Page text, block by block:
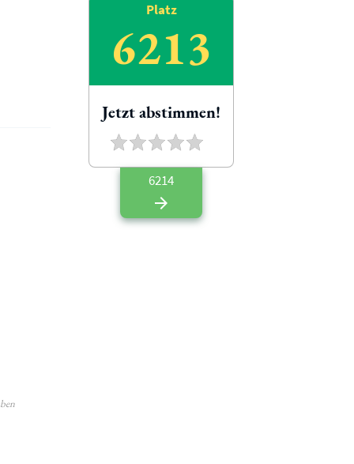
Platz
6213
Jetzt abstimmen!
6214